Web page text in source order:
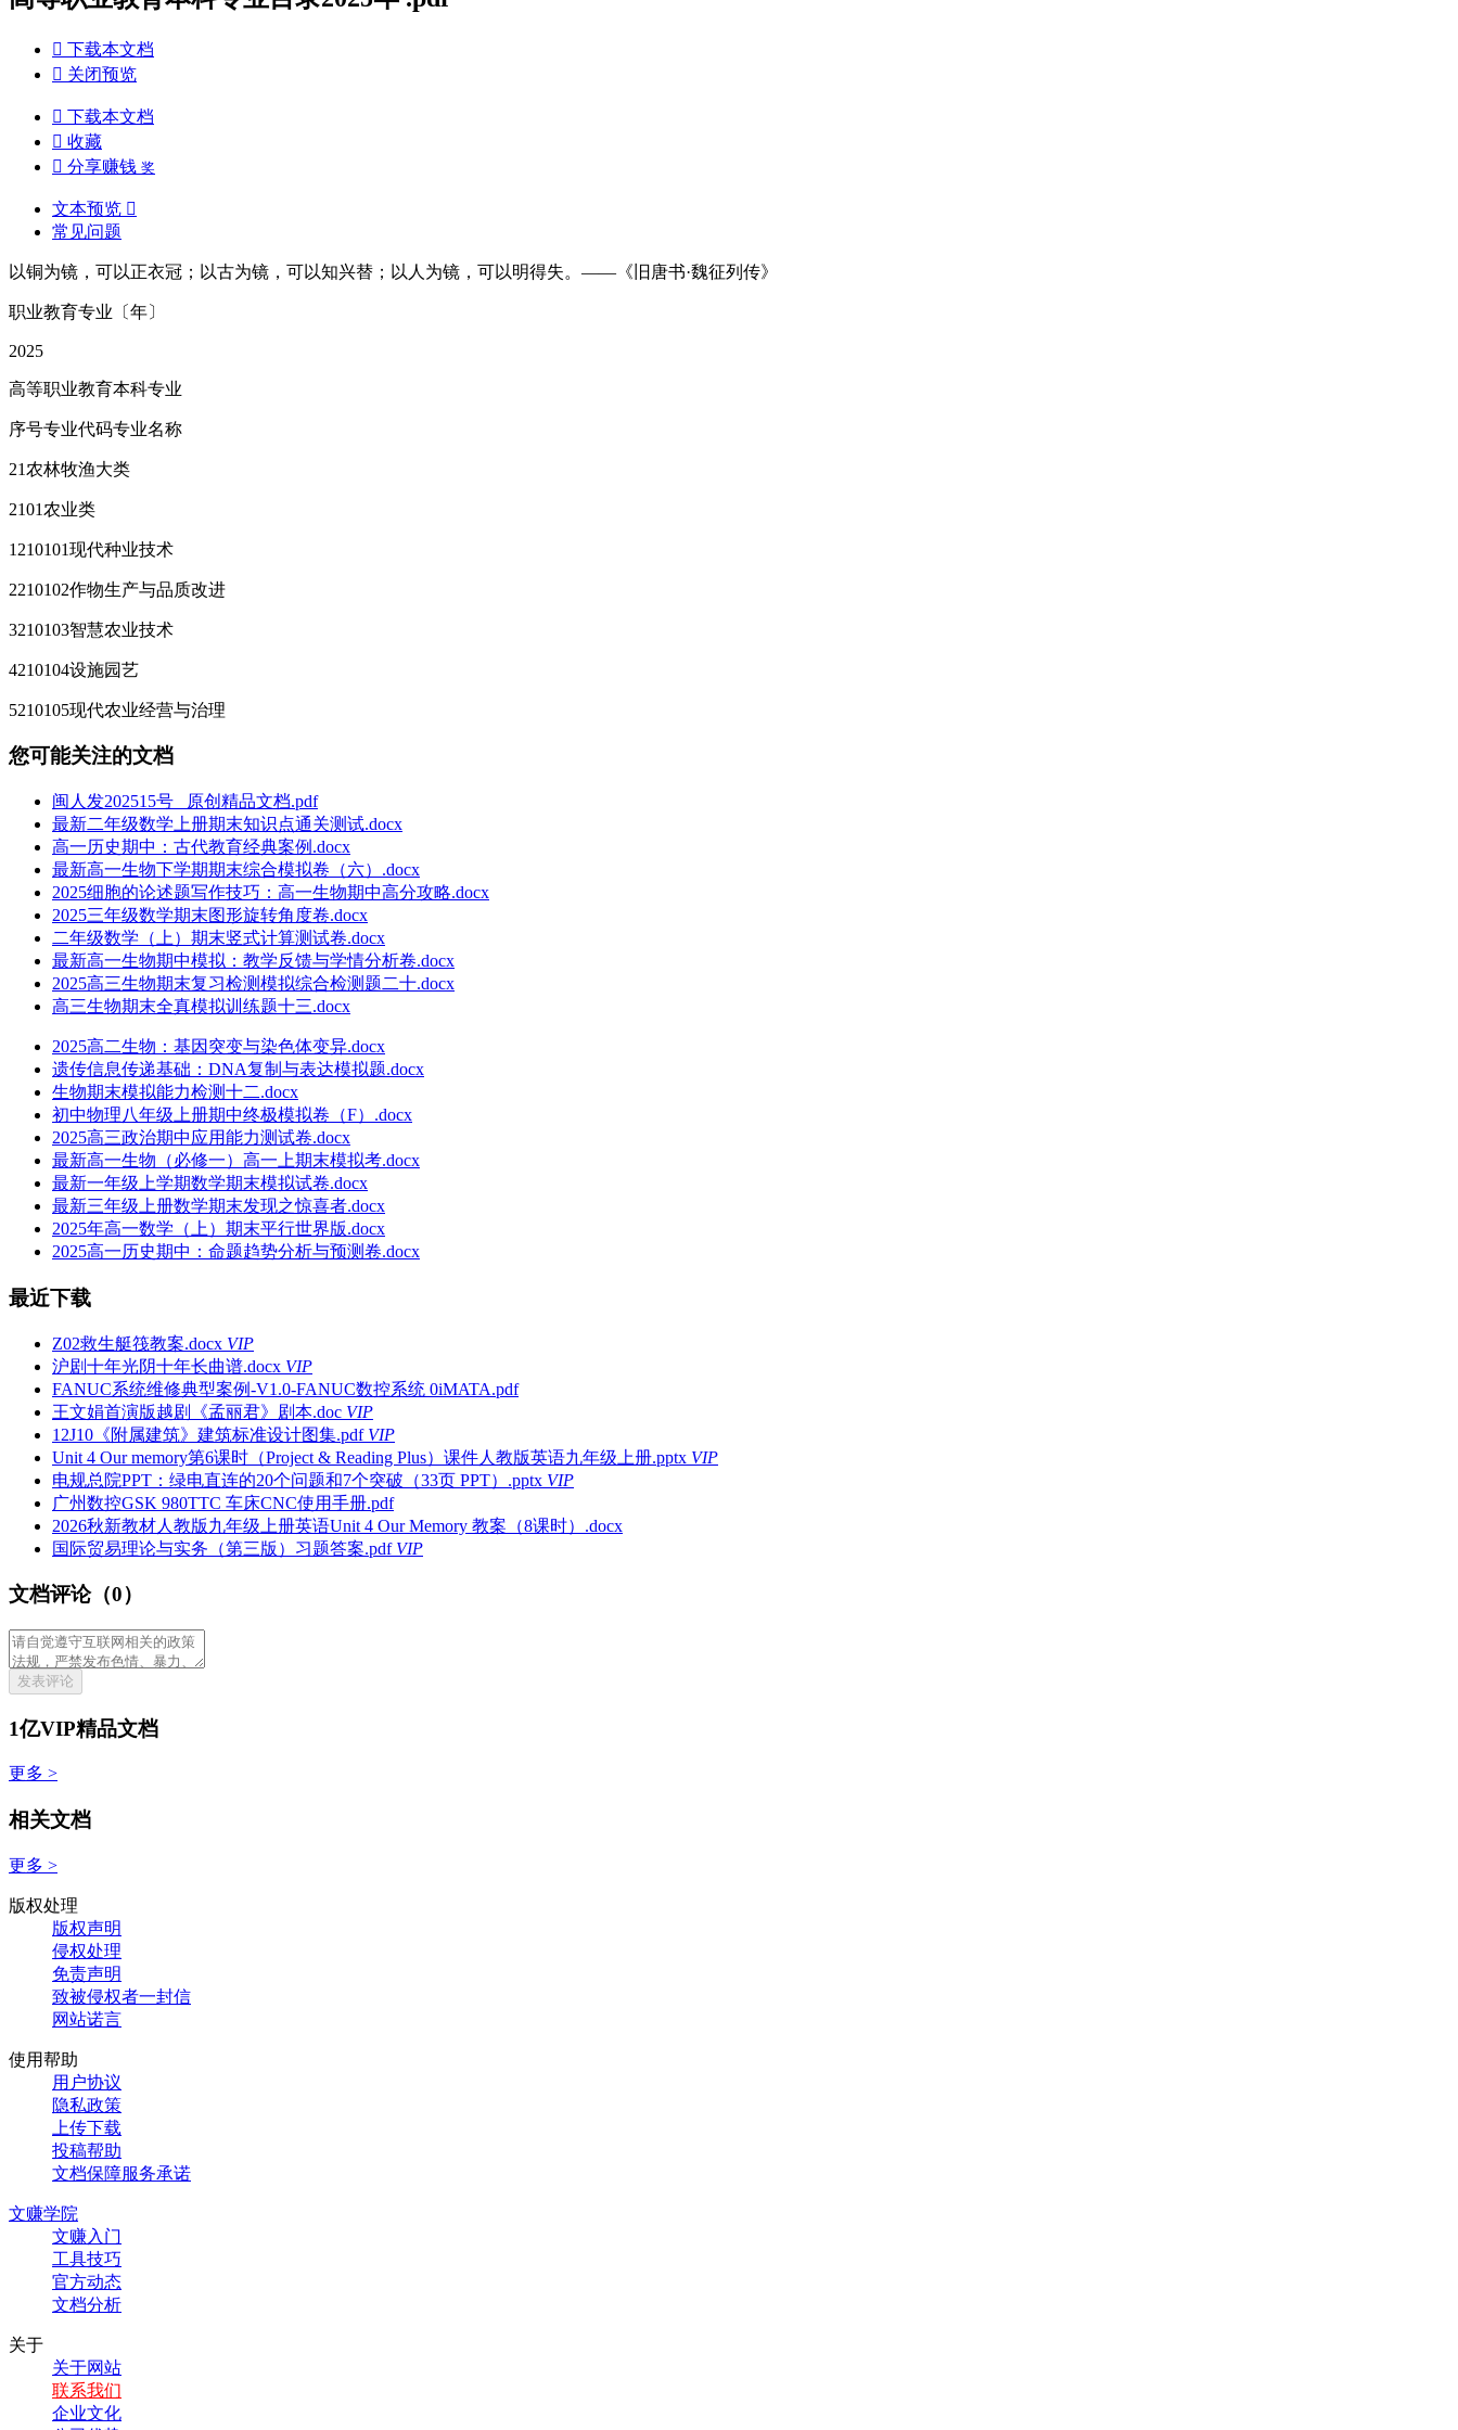
 下载本文档
 关闭预览
 下载本文档
 收藏
 分享赚钱 奖
文本预览 
常见问题
以铜为镜，可以正衣冠；以古为镜，可以知兴替；以人为镜，可以明得失。——《旧唐书·魏征列传》
职业教育专业〔年〕
2025
高等职业教育本科专业
序号专业代码专业名称
21农林牧渔大类
2101农业类
1210101现代种业技术
2210102作物生产与品质改进
3210103智慧农业技术
4210104设施园艺
5210105现代农业经营与治理
您可能关注的文档
闽人发202515号 _原创精品文档.pdf
最新二年级数学上册期末知识点通关测试.docx
高一历史期中：古代教育经典案例.docx
最新高一生物下学期期末综合模拟卷（六）.docx
2025细胞的论述题写作技巧：高一生物期中高分攻略.docx
2025三年级数学期末图形旋转角度卷.docx
二年级数学（上）期末竖式计算测试卷.docx
最新高一生物期中模拟：教学反馈与学情分析卷.docx
2025高三生物期末复习检测模拟综合检测题二十.docx
高三生物期末全真模拟训练题十三.docx
2025高二生物：基因突变与染色体变异.docx
遗传信息传递基础：DNA复制与表达模拟题.docx
生物期末模拟能力检测十二.docx
初中物理八年级上册期中终极模拟卷（F）.docx
2025高三政治期中应用能力测试卷.docx
最新高一生物（必修一）高一上期末模拟考.docx
最新一年级上学期数学期末模拟试卷.docx
最新三年级上册数学期末发现之惊喜者.docx
2025年高一数学（上）期末平行世界版.docx
2025高一历史期中：命题趋势分析与预测卷.docx
最近下载
Z02救生艇筏教案.docx VIP
沪剧十年光阴十年长曲谱.docx VIP
FANUC系统维修典型案例-V1.0-FANUC数控系统 0iMATA.pdf
王文娟首演版越剧《孟丽君》剧本.doc VIP
12J10《附属建筑》建筑标准设计图集.pdf VIP
Unit 4 Our memory第6课时（Project & Reading Plus）课件人教版英语九年级上册.pptx VIP
电规总院PPT：绿电直连的20个问题和7个突破（33页 PPT）.pptx VIP
广州数控GSK 980TTC 车床CNC使用手册.pdf
2026秋新教材人教版九年级上册英语Unit 4 Our Memory 教案（8课时）.docx
国际贸易理论与实务（第三版）习题答案.pdf VIP
文档评论（0）
发表评论
1亿VIP精品文档
更多 >
相关文档
更多 >
版权处理
版权声明
侵权处理
免责声明
致被侵权者一封信
网站诺言
使用帮助
用户协议
隐私政策
上传下载
投稿帮助
文档保障服务承诺
文赚学院
文赚入门
工具技巧
官方动态
文档分析
关于
关于网站
联系我们
企业文化